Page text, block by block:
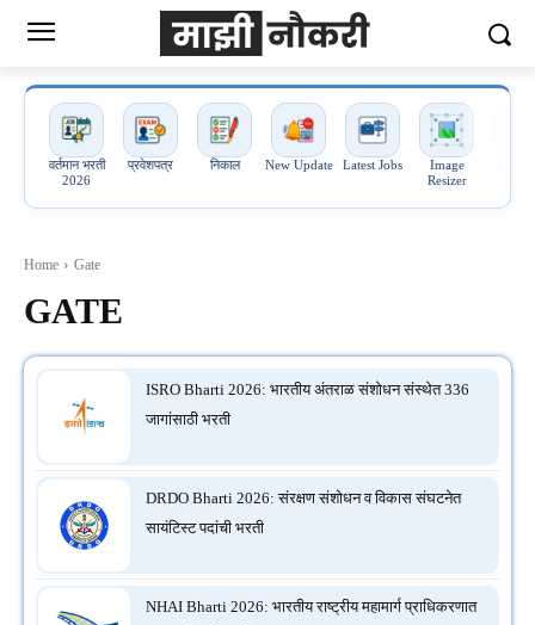
वर्तमान भरती
2026
प्रवेशपत्र निकाल New Update Latest Jobs
Image
Resizer
Home Gate
GATE
ISRO Bharti 2026: भारतीय अंतराळ संशोधन संस्थेत 336
जागांसाठी भरती
DRDO Bharti 2026: संरक्षण संशोधन व विकास संघटनेत
सायंटिस्ट पदांची भरती
NHAI Bharti 2026: भारतीय राष्ट्रीय महामार्ग प्राधिकरणात